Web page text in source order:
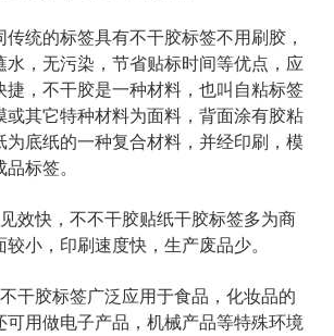
统的标签具有不干胶标签不用刷胶，
水，无污染，节省贴标时间等优点，应
捷，不干胶是一种材料，也叫自粘标签
或其它特种材料为面料，背面涂有胶粘
底纸的一种复合材料，并经印刷，模
标签。
快，不不干胶贴纸干胶标签多为商
小，印刷速度快，生产废品少。
胶标签广泛应用于食品，化妆品的
可用做电子产品，机械产品等特殊环境